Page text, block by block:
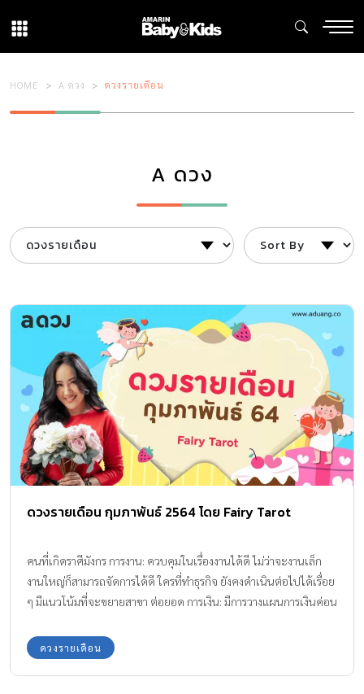
HOME A ดวง ดวงรายเดือน
A ดวง
ดวงรายเดือน กุมภาพันธ์ 2564 โดย Fairy Tarot
คนที่เกิดราศีมังกร การงาน: ควบคุมในเรื่องงานได้ดี ไม่ว่าจะงานเล็ก
งานใหญ่ก็สามารถจัดการได้ดี ใครที่ทำธุรกิจ ยังคงดำเนินต่อไปได้เรื่อย
ๆ มีแนวโน้มที่จะขยายสาขา ต่อยอด การเงิน: มีการวางแผนการเงินค่อน
น่าเป็นห่วง ความรัก: คนโสด : โฟกัสตัวเองมากกว่าเรื่องรัก ตั้งใจที่จะ
สร้างรากฐานให้กับตัวเองมั่งคง เลยมองข้างเรื่องของความรัก รู้สึกว่าชั้น
ดวงรายเดือน